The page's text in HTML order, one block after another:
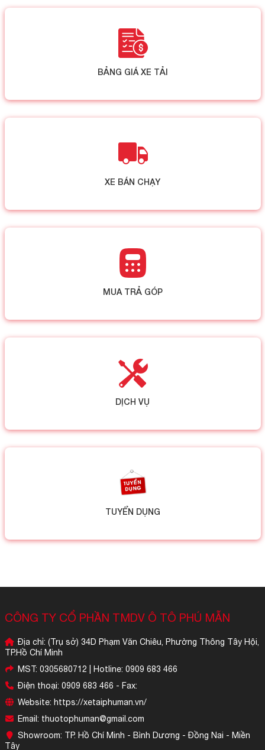
BẢNG GIÁ XE TẢI
XE BÁN CHẠY
MUA TRẢ GÓP
DỊCH VỤ
TUYỂN DỤNG
CÔNG TY CỔ PHẦN TMDV Ô TÔ PHÚ MẪN
Địa chỉ: (Trụ sở) 34D Phạm Văn Chiêu, Phường Thông Tây Hội,
TP.Hồ Chí Minh
MST: 0305680712 | Hotline: 0909 683 466
Điện thoại: 0909 683 466 - Fax:
Website: https://xetaiphuman.vn/
Email: thuotophuman@gmail.com
Showroom: TP. Hồ Chí Minh - Bình Dương - Đồng Nai - Miền
Tây